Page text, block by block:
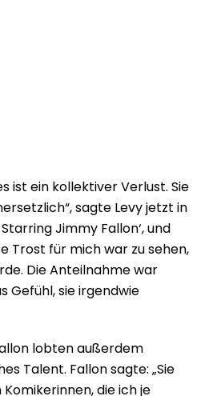
ist ein kollektiver Verlust. Sie
sagte Levy jetzt in
Jimmy Fallon‘, und
Trost für mich war zu sehen,
Die Anteilnahme war
Gefühl, sie irgendwie
lobten außerdem
Talent. Fallon sagte: „Sie
die ich je